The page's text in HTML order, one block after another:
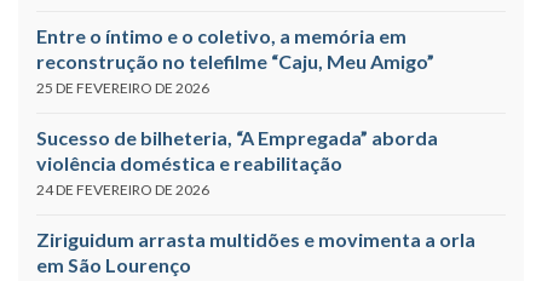
Entre o íntimo e o coletivo, a memória em
reconstrução no telefilme “Caju, Meu Amigo”
25 DE FEVEREIRO DE 2026
Sucesso de bilheteria, “A Empregada” aborda
violência doméstica e reabilitação
24 DE FEVEREIRO DE 2026
Ziriguidum arrasta multidões e movimenta a orla
em São Lourenço